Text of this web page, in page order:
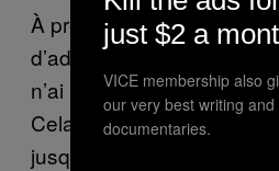
À présent, je me sens un
d’admettre mon
n’ai pas eu grand monde
Cela dit, je n’avais pas
jusqu’à pas d’heure et de
just $2 a
VICE membership also
our very best writing
documentaries.